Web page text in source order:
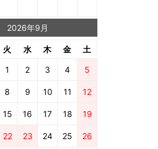
2026年9月
火 水 木 金 土
1 2 3 4 5
8 9 10 11 12
15 16 17 18 19
22 23 24 25 26